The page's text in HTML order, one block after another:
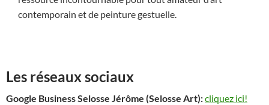
contemporain et de peinture gestuelle.
Les réseaux sociaux
Google Business Selosse Jérôme (Selosse Art):cliquez ici!